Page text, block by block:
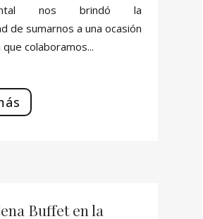
nos brindó la
de sumarnos a una ocasión
que colaboramos...
Buffet en la